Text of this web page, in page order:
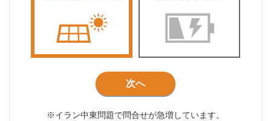
次へ
※イラン中東問題で問合せが急増しています。